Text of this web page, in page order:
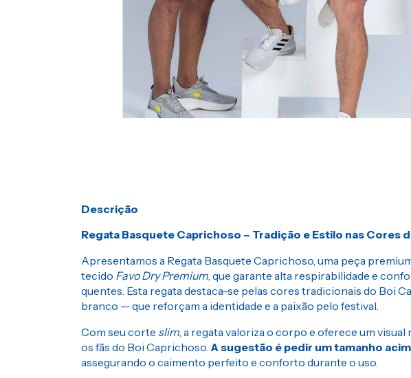
Descrição
Regata Basquete Caprichoso – Tradição e Estilo nas Cores
Apresentamos a Regata Basquete Caprichoso, uma peça
tecido Favo Dry Premium , que garante alta respirabilidade e
quentes. Esta regata destaca-se pelas cores tradicionais do Boi
branco — que reforçam a identidade e a paixão pelo festival.
Com seu corte slim , a regata valoriza o corpo e oferece um
os fãs do Boi Caprichoso. A sugestão é pedir um tamanho
assegurando o caimento perfeito e conforto durante o uso.